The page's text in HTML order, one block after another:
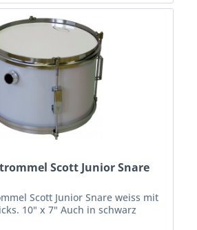
Scott Junior Snare
Scott Junior Snare weiss mit
10" x 7" Auch in schwarz